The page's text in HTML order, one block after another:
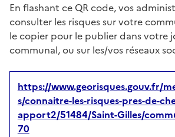
En flashant ce QR code, vos
consulter les risques sur votre
le copier pour le publier dans votre
communal, ou sur les/vos réseaux
https://www.georisques.gouv.fr/
s/connaitre-les-risques-pres-de-
apport2/51484/Saint-Gilles/
70